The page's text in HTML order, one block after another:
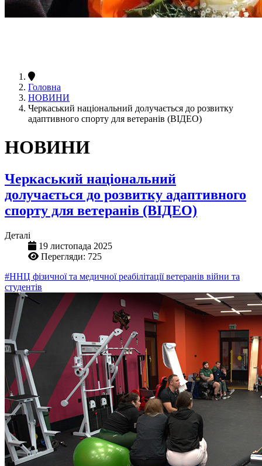
Головна
НОВИНИ
Черкаський національний долучається до розвитку
адаптивного спорту для ветеранів (ВІДЕО)
НОВИНИ
Черкаський національний
долучається до розвитку адаптивного
спорту для ветеранів (ВІДЕО)
Деталі
19 листопада 2025
Перегляди: 725
#ННЦ фізичної та медичної реабілітації ветеранів війни та
студентів